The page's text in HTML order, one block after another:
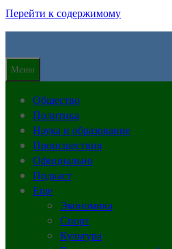
Перейти к содержимому
Меню
Общество
Политика
Наука и образование
Происшествия
Официально
Подкаст
Еще
Экономика
Спорт
Культура